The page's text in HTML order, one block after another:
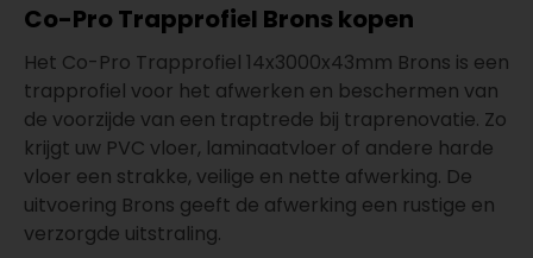
Co-Pro Trapprofiel Brons kopen
Het Co-Pro Trapprofiel 14x3000x43mm Brons is een
trapprofiel voor het afwerken en beschermen van
de voorzijde van een traptrede bij traprenovatie. Zo
krijgt uw PVC vloer, laminaatvloer of andere harde
vloer een strakke, veilige en nette afwerking. De
uitvoering Brons geeft de afwerking een rustige en
verzorgde uitstraling.